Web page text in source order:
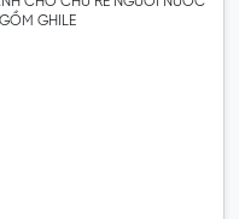
GHILE